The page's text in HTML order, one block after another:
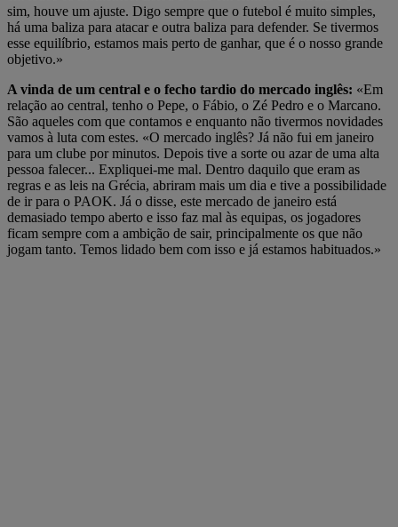
sim, houve um ajuste. Digo sempre que o futebol é muito simples,
há uma baliza para atacar e outra baliza para defender. Se tivermos
esse equilíbrio, estamos mais perto de ganhar, que é o nosso grande
objetivo.»
A vinda de um central e o fecho tardio do mercado inglês: «Em
relação ao central, tenho o Pepe, o Fábio, o Zé Pedro e o Marcano.
São aqueles com que contamos e enquanto não tivermos novidades
vamos à luta com estes. «O mercado inglês? Já não fui em janeiro
para um clube por minutos. Depois tive a sorte ou azar de uma alta
pessoa falecer... Expliquei-me mal. Dentro daquilo que eram as
regras e as leis na Grécia, abriram mais um dia e tive a possibilidade
de ir para o PAOK. Já o disse, este mercado de janeiro está
demasiado tempo aberto e isso faz mal às equipas, os jogadores
ficam sempre com a ambição de sair, principalmente os que não
jogam tanto. Temos lidado bem com isso e já estamos habituados.»